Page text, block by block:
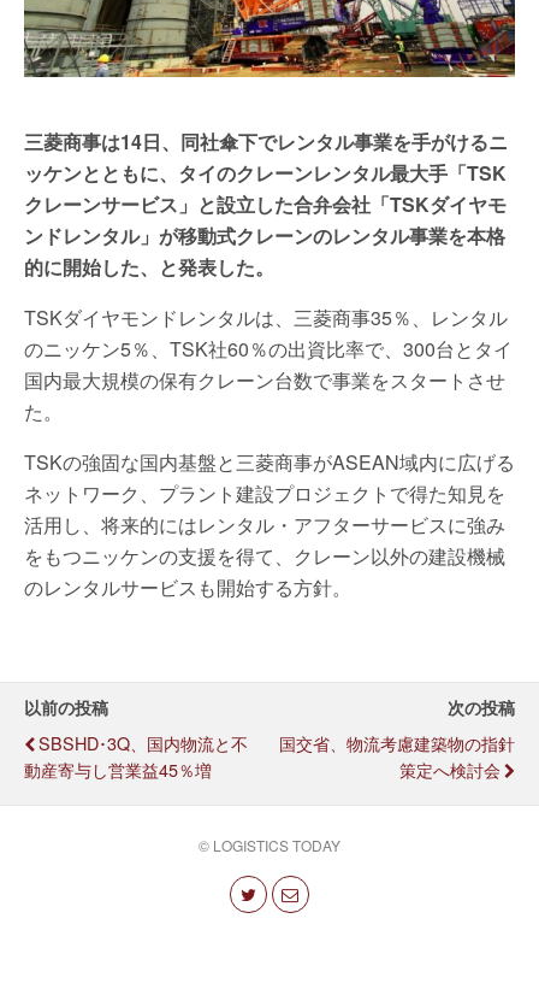
三菱商事は14日、同社傘下でレンタル事業を手がけるニ
ッケンとともに、タイのクレーンレンタル最大手「TSK
クレーンサービス」と設立した合弁会社「TSKダイヤモ
ンドレンタル」が移動式クレーンのレンタル事業を本格
的に開始した、と発表した。
TSKダイヤモンドレンタルは、三菱商事35％、レンタル
のニッケン5％、TSK社60％の出資比率で、300台とタイ
国内最大規模の保有クレーン台数で事業をスタートさせ
た。
TSKの強固な国内基盤と三菱商事がASEAN域内に広げる
ネットワーク、プラント建設プロジェクトで得た知見を
活用し、将来的にはレンタル・アフターサービスに強み
をもつニッケンの支援を得て、クレーン以外の建設機械
のレンタルサービスも開始する方針。
以前の投稿
SBSHD･3Q、国内物流と不
動産寄与し営業益45％増
次の投稿
国交省、物流考慮建築物の指針
策定へ検討会
© LOGISTICS TODAY